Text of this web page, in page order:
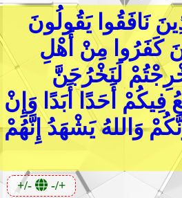
نَافَقُوا يَقُولُونَ
كَفَرُوا مِنْ أَهْلِ
لَنَخْرُجَنَّ
فِيكُمْ أَحَدًا أَبَدًا وَإِنْ
وَاللهُ يَشْهَدُ إِنَّهُمْ
+/- -/+